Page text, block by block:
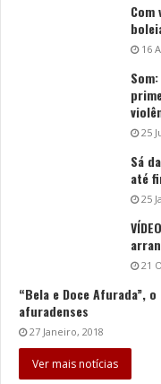
Com
16
25
Sá
até
25
21
“Bela e Doce Afurada”,
afuradenses
27 Janeiro, 2018
Ver mais notícias